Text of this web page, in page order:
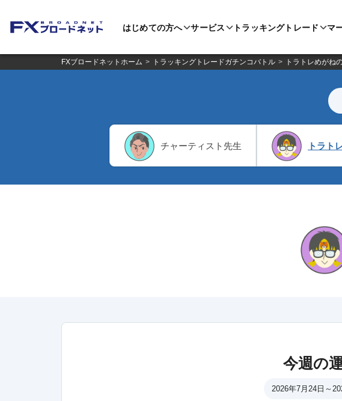
はじめての方へ サービス トラッキングトレード マ
FXブロードネットホーム トラッキングトレードガチンコバトル トラトレめがね
チャーティスト先生 トラト
今週の
2026年7月24日～